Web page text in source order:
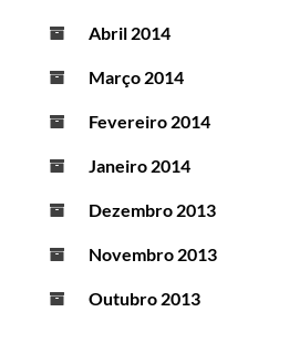
Abril 2014
Março 2014
Fevereiro 2014
Janeiro 2014
Dezembro 2013
Novembro 2013
Outubro 2013